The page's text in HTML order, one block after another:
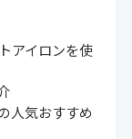
アイロンを使
人気おすすめ